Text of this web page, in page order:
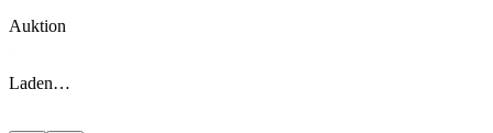
Auktion
Laden…